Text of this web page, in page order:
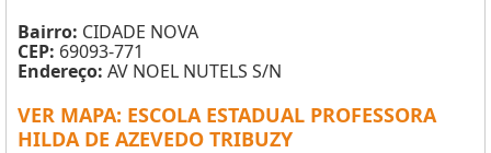
Bairro: CIDADE NOVA
CEP: 69093-771
Endereço: AV NOEL NUTELS S/N
VER MAPA: ESCOLA ESTADUAL PROFESSORA
HILDA DE AZEVEDO TRIBUZY